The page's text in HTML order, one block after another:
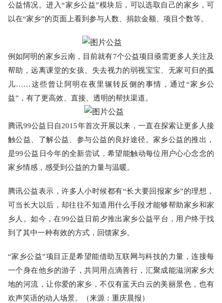
公益情况。进入“家乡公益”模块后 ，可以选取自己的家乡，可
以在“家乡”的页面上看到参与人数、捐款金额、项目个数等。
例如阿明的家乡云南，目前就有7个公益项目亟需更多人关注及
帮助 ，远离课堂的女孩、失去视力的弱视宝宝、无家可归的孤
儿……这些曾让阿明在夜里辗转反侧的事情 ，通过“家乡公
益” ，有了更高效、直接、透明的帮扶渠道。
腾讯99公益日自2015年首次开展以来 ，一直在探索让更多人接
触公益、了解公益、参与公益的良好途径。家乡公益的推出，
是99公益日今年的全新尝试 ，希望能触动每位用户心心念念的
家乡情感，感受到公益的力量与温暖。
腾讯公益表示，许多人小时候都有“长大要回报家乡”的理想 ，
可当长大以后，却往往不知道用什么手段才能够帮助家乡和家
乡人。如今，在99公益日前夕推出家乡公益平台 ，用户终于找
到了其中一种有效的方式，回馈家乡。
“家乡公益”项目正是希望能借助互联网与科技的力量 ，连接每
一个身在他乡的游子，共同用点滴善行，汇聚成能滋润家乡大
地的河流，让你爱的家乡，不仅有蓝天白云的美丽景色，也有
欢声笑语的动人场景。（来源：重庆晨报）